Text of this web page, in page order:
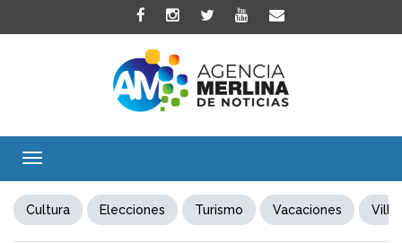
Toggle
Cultura Elecciones Turismo Vacaciones Villa